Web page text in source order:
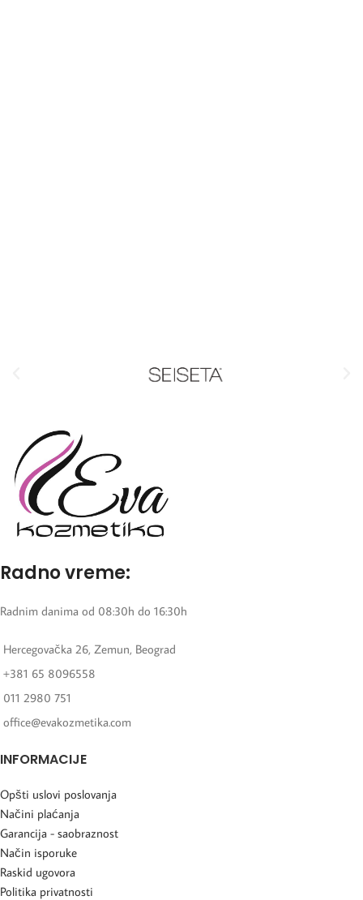
Radno vreme:
Radnim danima od 08:30h do 16:30h
Hercegovačka 26, Zemun, Beograd
+381 65 8096558
011 2980 751
office@evakozmetika.com
INFORMACIJE
Opšti uslovi poslovanja
Načini plaćanja
Garancija - saobraznost
Način isporuke
Raskid ugovora
Politika privatnosti